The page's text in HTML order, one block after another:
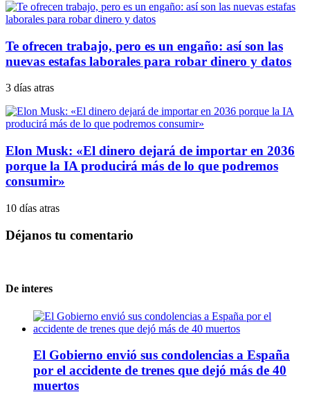
Te ofrecen trabajo, pero es un engaño: así son las
nuevas estafas laborales para robar dinero y datos
3 días atras
Elon Musk: «El dinero dejará de importar en 2036
porque la IA producirá más de lo que podremos
consumir»
10 días atras
Déjanos tu comentario
De interes
El Gobierno envió sus condolencias a España
por el accidente de trenes que dejó más de 40
muertos